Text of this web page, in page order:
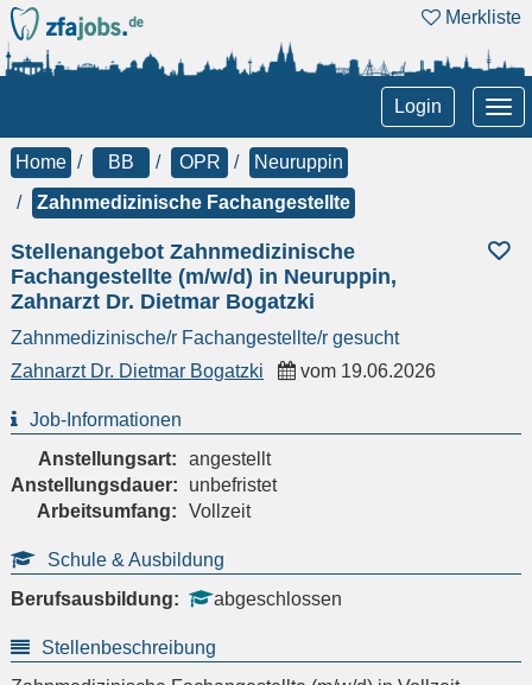
Merkliste
Login
Home BB OPR
Neuruppin
Zahnmedizinische Fachangestellte
Stellenangebot Zahnmedizinische
Fachangestellte (m/w/d) in Neuruppin,
Zahnarzt Dr. Dietmar Bogatzki
Zahnmedizinische/r Fachangestellte/r gesucht
Zahnarzt Dr. Dietmar Bogatzki
vom 19.06.2026
Job-Informationen
Anstellungsart:
angestellt
Anstellungsdauer:
unbefristet
Arbeitsumfang:
Vollzeit
Schule & Ausbildung
Berufsausbildung:
abgeschlossen
Stellenbeschreibung